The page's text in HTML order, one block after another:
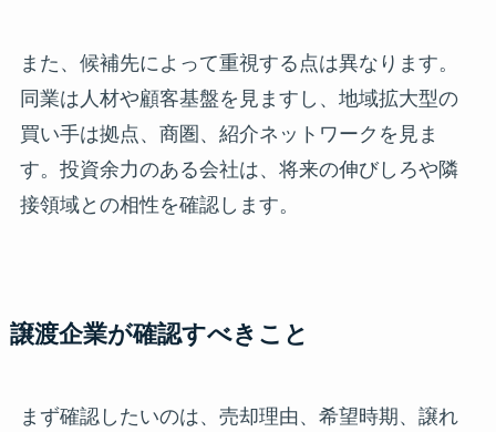
また、候補先によって重視する点は異なります。
同業は人材や顧客基盤を見ますし、地域拡大型の
買い手は拠点、商圏、紹介ネットワークを見ま
す。投資余力のある会社は、将来の伸びしろや隣
接領域との相性を確認します。
譲渡企業が確認すべきこと
まず確認したいのは、売却理由、希望時期、譲れ